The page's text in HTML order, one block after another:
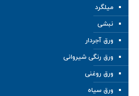
میلگرد
نبشی
ورق آجردار
ورق رنگی شیروانی
ورق روغنی
ورق سیاه